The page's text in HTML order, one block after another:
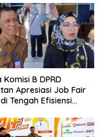
Komisi B DPRD
Apresiasi Job Fair
Tengah Efisiensi